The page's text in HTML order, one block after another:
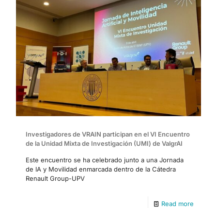
Investigadores de VRAIN participan en el VI Encuentro
de la Unidad Mixta de Investigación (UMI) de ValgrAI
Este encuentro se ha celebrado junto a una Jornada
de IA y Movilidad enmarcada dentro de la Cátedra
Renault Group-UPV
Read more